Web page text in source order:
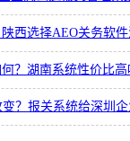
西选择AEO关务软
？湖南系统性价比高
？报关系统给深圳